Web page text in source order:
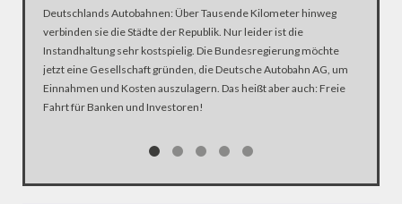
Deutschlands Autobahnen: Über Tausende Kilometer hinweg
verbinden sie die Städte der Republik. Nur leider ist die
Instandhaltung sehr kostspielig. Die Bundesregierung möchte
jetzt eine Gesellschaft gründen, die Deutsche Autobahn AG, um
Einnahmen und Kosten auszulagern. Das heißt aber auch: Freie
Fahrt für Banken und Investoren!